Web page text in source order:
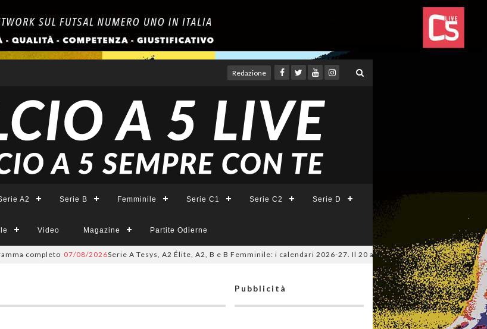
Redazione
A2 Serie B Femminile Serie C1 Serie C2 Serie D
Video Magazine Partite Odierne
07/08/2026Serie A Tesys, A2 Élite, A2, B e B Femminile: i calendari 2026-27. Il 20 agosto la presentazione della Serie A
Pubblicità